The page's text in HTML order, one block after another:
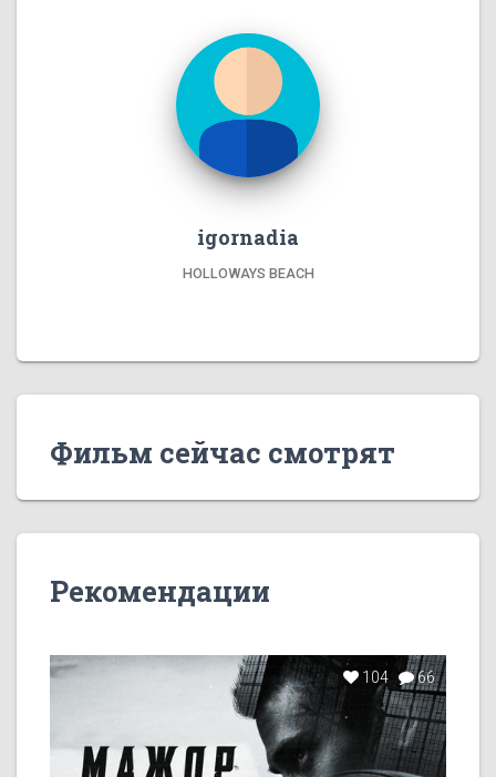
igornadia
HOLLOWAYS BEACH
Фильм сейчас смотрят
Рекомендации
104 66